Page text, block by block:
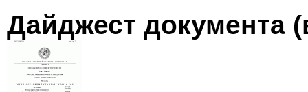
Дайджест документа